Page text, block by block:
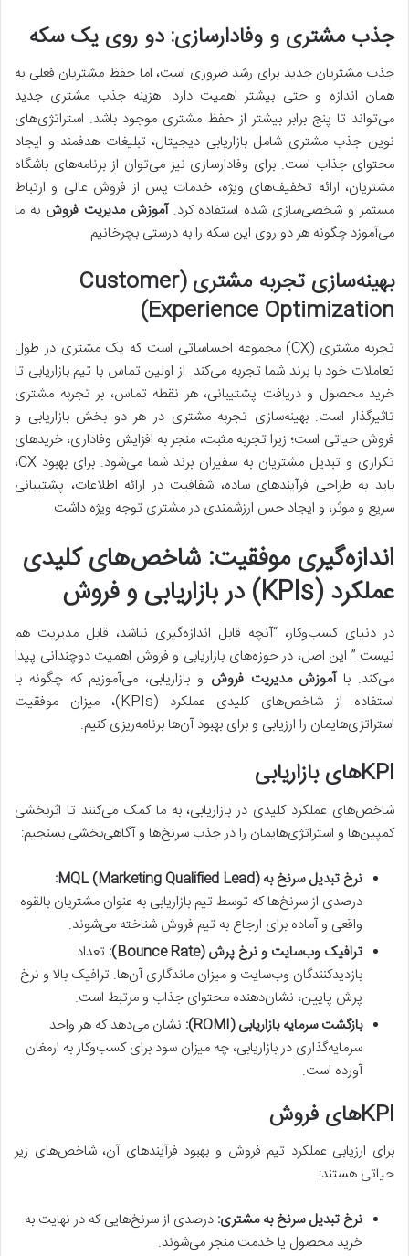
جذب مشتری و وفادارسازی: دو روی یک سکه
جذب مشتریان جدید برای رشد ضروری است، اما حفظ مشتریان فعلی به
همان اندازه و حتی بیشتر اهمیت دارد. هزینه جذب مشتری جدید
می‌تواند تا پنج برابر بیشتر از حفظ مشتری موجود باشد. استراتژی‌های
نوین جذب مشتری شامل بازاریابی دیجیتال، تبلیغات هدفمند و ایجاد
محتوای جذاب است. برای وفادارسازی نیز می‌توان از برنامه‌های باشگاه
مشتریان، ارائه تخفیف‌های ویژه، خدمات پس از فروش عالی و ارتباط
مستمر و شخصی‌سازی شده استفاده کرد.آموزش مدیریت فروش به ما
می‌آموزد چگونه هر دو روی این سکه را به درستی بچرخانیم.
بهینه‌سازی تجربه مشتری (Customer
Experience Optimization)
تجربه مشتری (CX) مجموعه احساساتی است که یک مشتری در طول
تعاملات خود با برند شما تجربه می‌کند. از اولین تماس با تیم بازاریابی تا
خرید محصول و دریافت پشتیبانی، هر نقطه تماس، بر تجربه مشتری
تاثیرگذار است. بهینه‌سازی تجربه مشتری در هر دو بخش بازاریابی و
فروش حیاتی است؛ زیرا تجربه مثبت، منجر به افزایش وفاداری، خریدهای
تکراری و تبدیل مشتریان به سفیران برند شما می‌شود. برای بهبود CX،
باید به طراحی فرآیندهای ساده، شفافیت در ارائه اطلاعات، پشتیبانی
سریع و موثر، و ایجاد حس ارزشمندی در مشتری توجه ویژه داشت.
اندازه‌گیری موفقیت: شاخص‌های کلیدی
عملکرد (KPIs) در بازاریابی و فروش
در دنیای کسب‌وکار، “آنچه قابل اندازه‌گیری نباشد، قابل مدیریت هم
نیست.” این اصل، در حوزه‌های بازاریابی و فروش اهمیت دوچندانی پیدا
می‌کند. باآموزش مدیریت فروش و بازاریابی، می‌آموزیم که چگونه با
استفاده از شاخص‌های کلیدی عملکرد (KPIs)، میزان موفقیت
استراتژی‌هایمان را ارزیابی و برای بهبود آن‌ها برنامه‌ریزی کنیم.
KPI‌های بازاریابی
شاخص‌های عملکرد کلیدی در بازاریابی، به ما کمک می‌کنند تا اثربخشی
کمپین‌ها و استراتژی‌هایمان را در جذب سرنخ‌ها و آگاهی‌بخشی بسنجیم:
نرخ تبدیل سرنخ به MQL (Marketing Qualified Lead):
درصدی از سرنخ‌ها که توسط تیم بازاریابی به عنوان مشتریان بالقوه
واقعی و آماده برای ارجاع به تیم فروش شناخته می‌شوند.
ترافیک وب‌سایت و نرخ پرش (Bounce Rate):
تعداد
بازدیدکنندگان وب‌سایت و میزان ماندگاری آن‌ها. ترافیک بالا و نرخ
پرش پایین، نشان‌دهنده محتوای جذاب و مرتبط است.
بازگشت سرمایه بازاریابی (ROMI):
نشان می‌دهد که هر واحد
سرمایه‌گذاری در بازاریابی، چه میزان سود برای کسب‌وکار به ارمغان
آورده است.
KPI‌های فروش
برای ارزیابی عملکرد تیم فروش و بهبود فرآیندهای آن، شاخص‌های زیر
حیاتی هستند:
نرخ تبدیل سرنخ به مشتری: درصدی از سرنخ‌هایی که در نهایت به
خرید محصول یا خدمت منجر می‌شوند.